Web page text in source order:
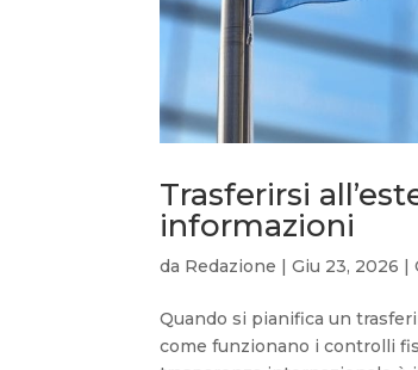
Trasferirsi
informazioni
da Redazione |Giu 23, 2026 |
Quando si pianifica un
come funzionano i controlli